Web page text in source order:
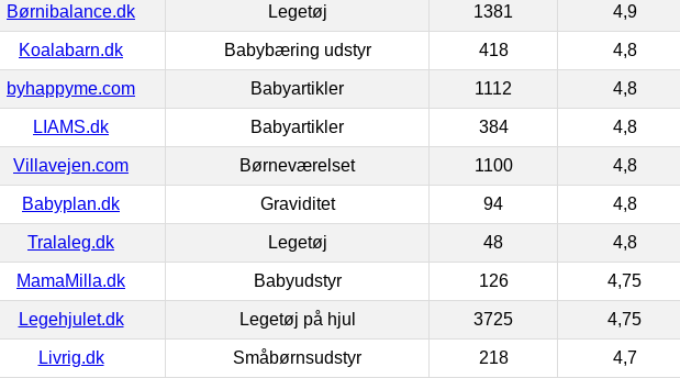
Børnibalance.dk Legetøj 1381 4,9
Koalabarn.dk Babybæring udstyr 418 4,8
byhappyme.com Babyartikler 1112 4,8
LIAMS.dk Babyartikler 384 4,8
Villavejen.com Børneværelset 1100 4,8
Babyplan.dk Graviditet 94 4,8
Tralaleg.dk Legetøj 48 4,8
MamaMilla.dk Babyudstyr 126 4,75
Legehjulet.dk Legetøj på hjul 3725 4,75
Livrig.dk Småbørnsudstyr 218 4,7